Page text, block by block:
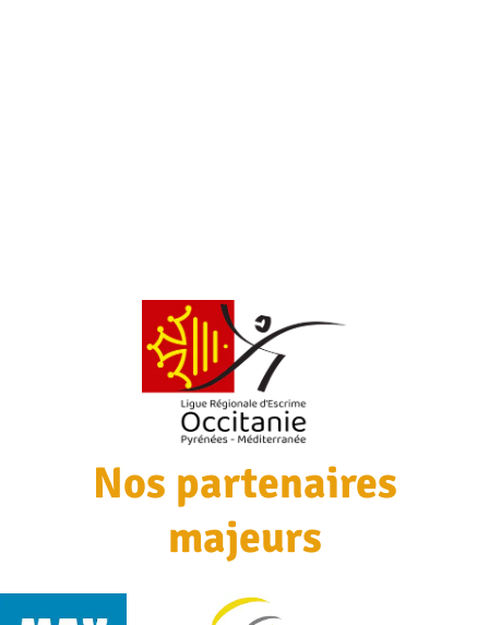
Nos partenaires
majeurs